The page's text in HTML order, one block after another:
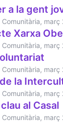
a la gent
Comunitària, març
Xarxa
Comunitària, març
Comunitària, març
la
Comunitària, març
al Casal
Comunitària, març